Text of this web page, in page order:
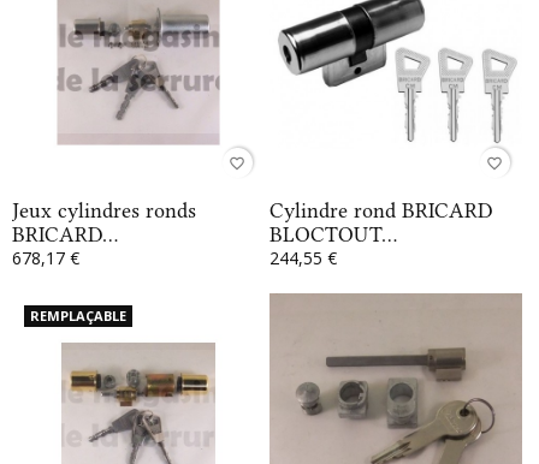
favorite_border
Jeux cylindres ronds
BRICARD...
678,17 €
favorite_border
Cylindre rond BRICARD
BLOCTOUT...
244,55 €
REMPLAÇABLE